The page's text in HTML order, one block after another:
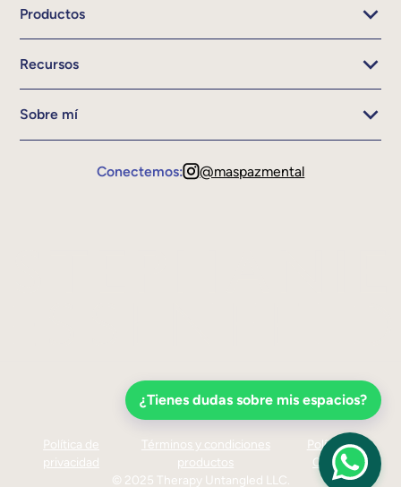
¿Tienes dudas sobre mis espacios?
Productos
Recursos
Sobre mí
Conectemos: @maspazmental
© 2025 Therapy Untangled LLC.
Política de
privacidad
Términos y condiciones
productos
Política de
Cookies